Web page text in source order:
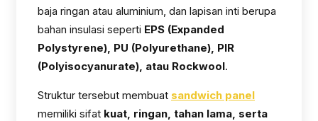
baja ringan atau aluminium, dan lapisan inti berupa
bahan insulasi seperti EPS (Expanded
Polystyrene), PU (Polyurethane), PIR
(Polyisocyanurate), atau Rockwool.
Struktur tersebut membuat sandwich panel
memiliki sifat kuat, ringan, tahan lama, serta